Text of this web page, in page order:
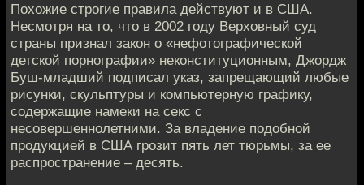
Похожие строгие правила действуют и в США.
Несмотря на то, что в 2002 году Верховный суд
страны признал закон о «нефотографической
детской порнографии» неконституционным, Джордж
Буш-младший подписал указ, запрещающий любые
рисунки, скульптуры и компьютерную графику,
содержащие намеки на секс с
несовершеннолетними. За владение подобной
продукцией в США грозит пять лет тюрьмы, за ее
распространение – десять.